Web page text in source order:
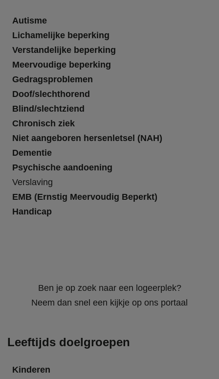
Autisme
Lichamelijke beperking
Verstandelijke beperking
Meervoudige beperking
Gedragsproblemen
Doof/slechthorend
Blind/slechtziend
Chronisch ziek
Niet aangeboren hersenletsel (NAH)
Dementie
Psychische aandoening
Verslaving
EMB (Ernstig Meervoudig Beperkt)
Handicap
Ben je op zoek naar een logeerplek?
Neem dan snel een kijkje op ons portaal
Leeftijds doelgroepen
Kinderen